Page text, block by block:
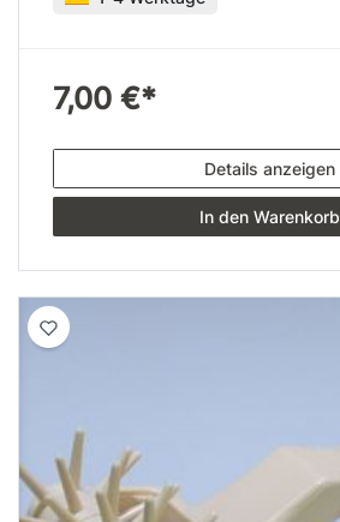
7,00 €*
Details anzeigen
In den Warenkorb